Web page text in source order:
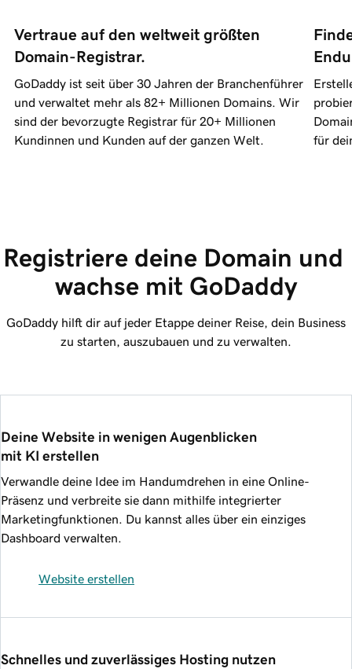
Vertraue auf den weltweit größten
Domain-Registrar.
GoDaddy ist seit über 30 Jahren der Branchenführer
und verwaltet mehr als 82+ Millionen Domains. Wir
sind der bevorzugte Registrar für 20+ Millionen
Kundinnen und Kunden auf der ganzen Welt.
für
Registriere deine Domain und
wachse mit GoDaddy
GoDaddy hilft dir auf jeder Etappe deiner Reise, dein Business
zu starten, auszubauen und zu verwalten.
Deine Website in wenigen Augenblicken
mit KI erstellen
Verwandle deine Idee im Handumdrehen in eine Online-
Präsenz und verbreite sie dann mithilfe integrierter
Marketingfunktionen. Du kannst alles über ein einziges
Dashboard verwalten.
Website erstellen
Schnelles und zuverlässiges Hosting nutzen